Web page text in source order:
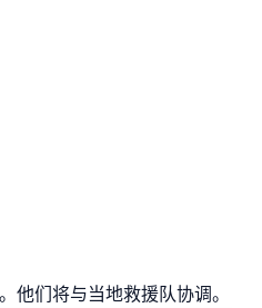
他们将与当地救援队协调。